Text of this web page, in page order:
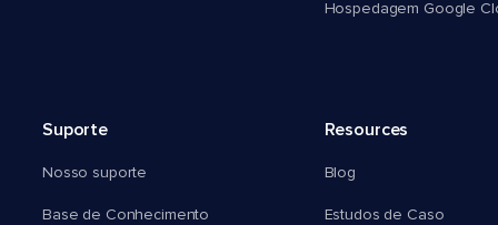
Hospedagem Google
Suporte
Nosso suporte
Base de Conhecimento
Resources
Blog
Estudos de Caso